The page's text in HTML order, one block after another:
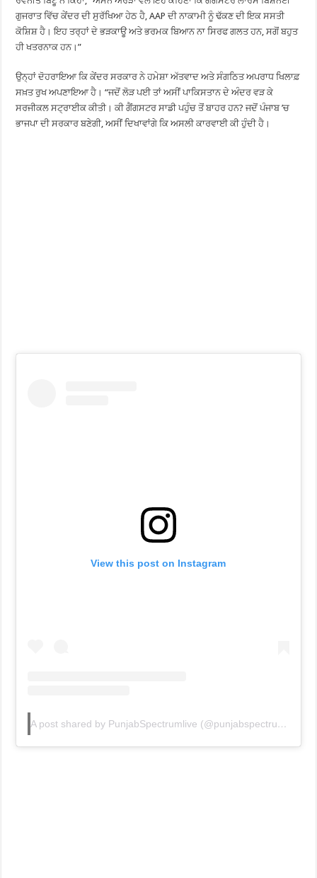
ਗੁਜਰਾਤ ਵਿੱਚ ਕੇਂਦਰ ਦੀ ਸੁਰੱਖਿਆ ਹੇਠ ਹੈ, AAP ਦੀ ਨਾਕਾਮੀ ਨੂੰ ਢੱਕਣ ਦੀ ਇਕ ਸਸਤੀ
ਕੋਸ਼ਿਸ਼ ਹੈ। ਇਹ ਤਰ੍ਹਾਂ ਦੇ ਭੜਕਾਊ ਅਤੇ ਭਰਮਕ ਬਿਆਨ ਨਾ ਸਿਰਫ ਗਲਤ ਹਨ, ਸਗੋਂ ਬਹੁਤ
ਹੀ ਖਤਰਨਾਕ ਹਨ।”
ਉਨ੍ਹਾਂ ਦੋਹਰਾਇਆ ਕਿ ਕੇਂਦਰ ਸਰਕਾਰ ਨੇ ਹਮੇਸ਼ਾ ਅੱਤਵਾਦ ਅਤੇ ਸੰਗਠਿਤ ਅਪਰਾਧ ਖਿਲਾਫ਼
ਸਖ਼ਤ ਰੁਖ ਅਪਣਾਇਆ ਹੈ। “ਜਦੋਂ ਲੋੜ ਪਈ ਤਾਂ ਅਸੀਂ ਪਾਕਿਸਤਾਨ ਦੇ ਅੰਦਰ ਵੜ ਕੇ
ਸਰਜੀਕਲ ਸਟ੍ਰਾਈਕ ਕੀਤੀ। ਕੀ ਗੈਂਗਸਟਰ ਸਾਡੀ ਪਹੁੰਚ ਤੋਂ ਬਾਹਰ ਹਨ? ਜਦੋਂ ਪੰਜਾਬ ’ਚ
ਭਾਜਪਾ ਦੀ ਸਰਕਾਰ ਬਣੇਗੀ, ਅਸੀਂ ਦਿਖਾਵਾਂਗੇ ਕਿ ਅਸਲੀ ਕਾਰਵਾਈ ਕੀ ਹੁੰਦੀ ਹੈ।
View this post on Instagram
A post shared by PunjabSpectrumlive (@punjabspectrumlive)